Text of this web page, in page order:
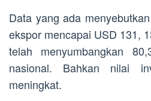
Data yang ada
ekspor mencapai USD 131,
telah menyumbangkan
nasional. Bahkan nilai
meningkat.